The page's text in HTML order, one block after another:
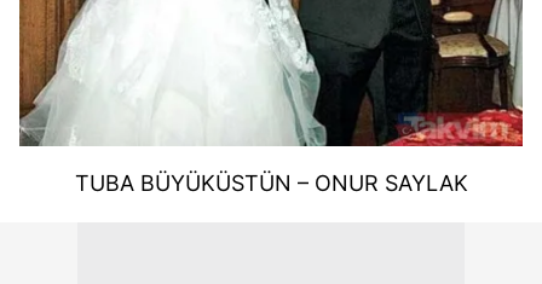
TUBA BÜYÜKÜSTÜN – ONUR SAYLAK